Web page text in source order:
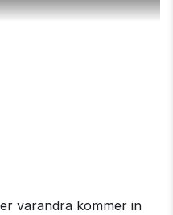
varandra kommer in